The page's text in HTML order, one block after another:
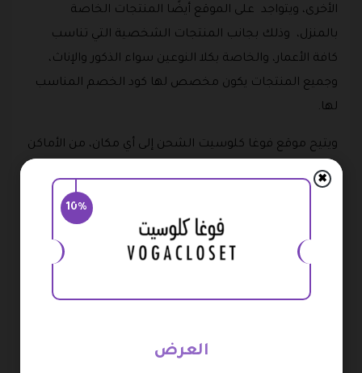
الأخرى، ويتواجد على الموقع أيضًا المنتجات الخاصة
بالمنزل، وذلك بجانب المنتجات الشخصية التي تناسب
كافة الأعمار، والخاصة بكلا النوعين سواء الذكور والإناث،
وجميع المنتجات يكون مخصص لها كود الخصم المناسب
لها.
ويتيح موقع فوغا كلوسيت الشحن إلى أي مكان، من الأماكن
المسموح الشحن اليها، ويتم توصيل المنتجات من خلاله
بطريقه سريعه جدا وذلك مقارنة بجميع المتاجر الأخرى
المشابهة، ويقدم الموقع في بعض الأحيان عروض على
الشحن مثلما يقدم كود خصم فوغا كلوسيت.
الكثير من الماركات العالمية التي تنتج المنتجات المختلفة،
10%
✖
العرض